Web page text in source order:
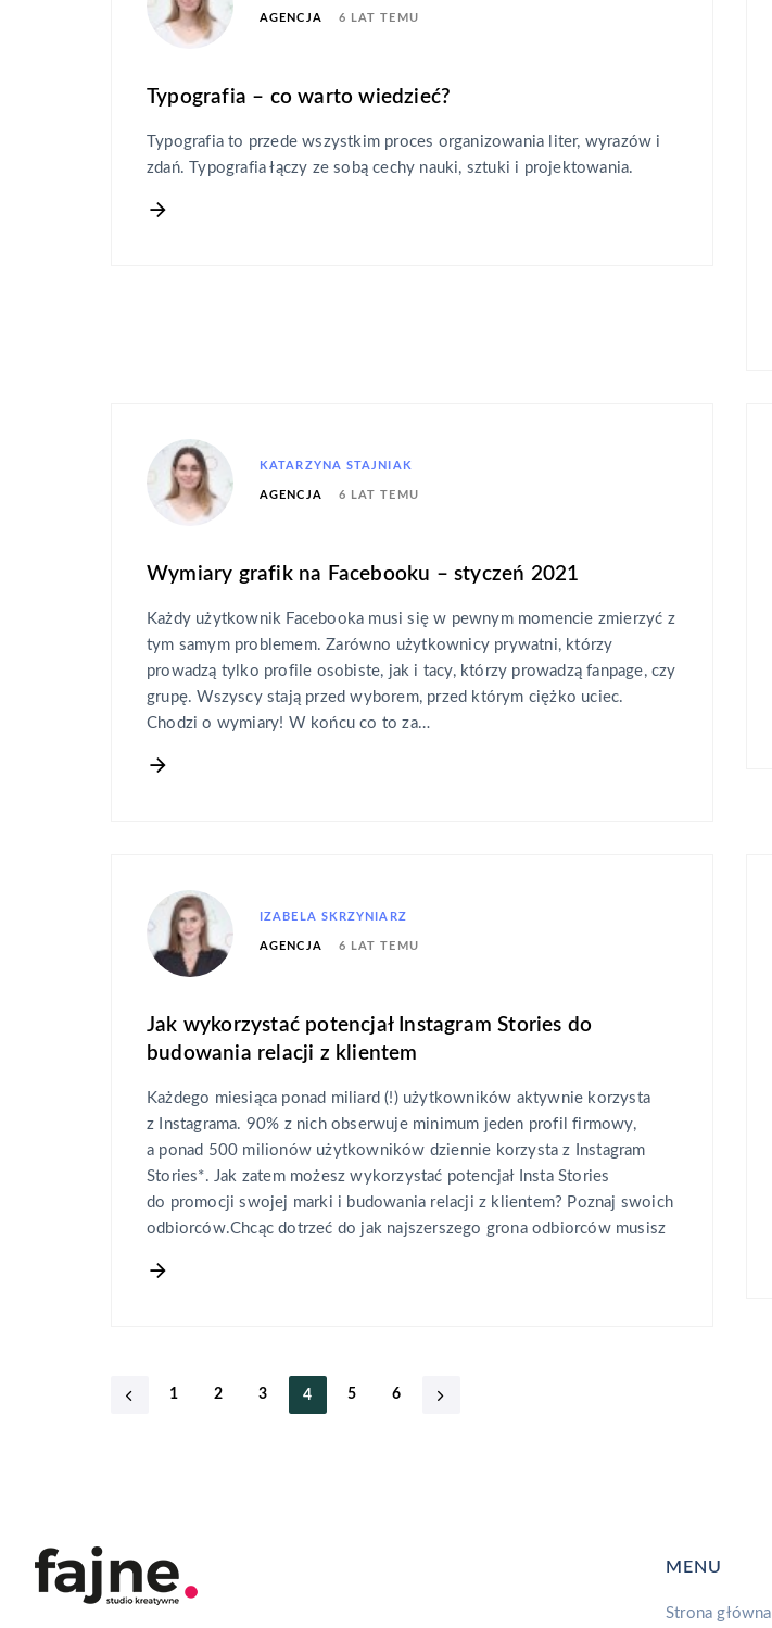
AGENCJA 6 LAT TEMU
Typografia – co warto wiedzieć?
Typografia to przede wszystkim proces organizowania liter, wyrazów i
zdań. Typografia łączy ze sobą cechy nauki, sztuki i projektowania.
KATARZYNA STAJNIAK
AGENCJA 6 LAT TEMU
Wymiary grafik na Facebooku – styczeń 2021
Każdy użytkownik Facebooka musi się w pewnym momencie zmierzyć z
tym samym problemem. Zarówno użytkownicy prywatni, którzy
prowadzą tylko profile osobiste, jak i tacy, którzy prowadzą fanpage, czy
grupę. Wszyscy stają przed wyborem, przed którym ciężko uciec.
Chodzi o wymiary! W końcu co to za…
IZABELA SKRZYNIARZ
AGENCJA 6 LAT TEMU
Jak wykorzystać potencjał Instagram Stories do
budowania relacji z klientem
Każdego miesiąca ponad miliard (!) użytkowników aktywnie korzysta
z Instagrama. 90% z nich obserwuje minimum jeden profil firmowy,
a ponad 500 milionów użytkowników dziennie korzysta z Instagram
Stories*. Jak zatem możesz wykorzystać potencjał Insta Stories
do promocji swojej marki i budowania relacji z klientem? Poznaj swoich
odbiorców.Chcąc dotrzeć do jak najszerszego grona odbiorców musisz
1 2 3 4 5 6
MENU
Strona główna